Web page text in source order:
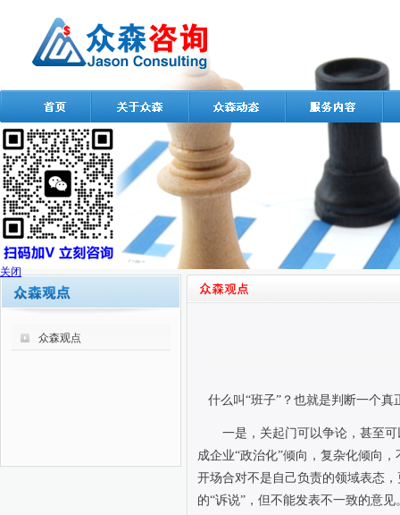
众森观点
什么叫“班子”？也就是判断一个
一是，关起门可以争论，甚至
成企业“政治化”倾向，复杂化倾向
开场合对不是自己负责的领域表态
的“诉说”，但不能发表不一致的意
关闭